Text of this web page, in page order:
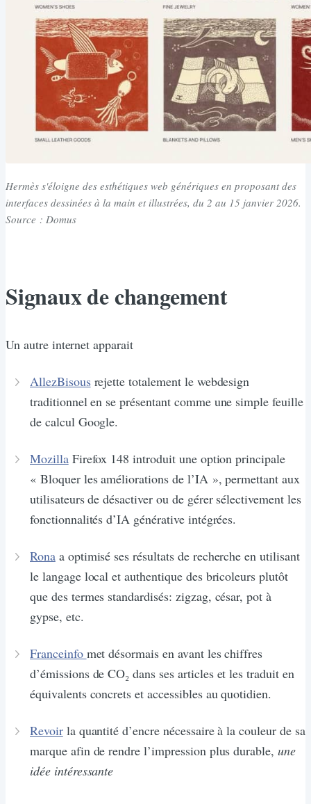
Hermès s'éloigne des esthétiques web génériques en proposant des
interfaces dessinées à la main et illustrées, du 2 au 15 janvier 2026.
Source : Domus
Signaux de changement
Un autre internet apparait
AllezBisousrejette totalement le webdesign
traditionnel en se présentant comme une simple feuille
de calcul Google.
MozillaFirefox 148 introduit une option principale
« Bloquer les améliorations de l’IA », permettant aux
utilisateurs de désactiver ou de gérer sélectivement les
fonctionnalités d’IA générative intégrées.
Ronaa optimisé ses résultats de recherche en utilisant
le langage local et authentique des bricoleurs plutôt
que des termes standardisés: zigzag, césar, pot à
gypse, etc.
Franceinfo met désormais en avant les chiffres
d’émissions de CO₂ dans ses articles et les traduit en
équivalents concrets et accessibles au quotidien.
Revoirla quantité d’encre nécessaire à la couleur de sa
marque afin de rendre l’impression plus durable,une
idée intéressante